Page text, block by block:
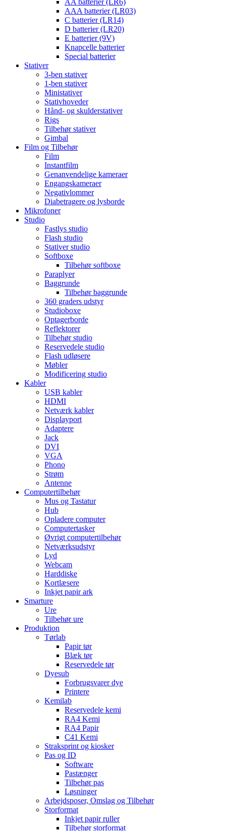
AA batterier (LR6)
AAA batterier (LR03)
C batterier (LR14)
D batterier (LR20)
E batterier (9V)
Knapcelle batterier
Special batterier
Stativer
3-ben stativer
1-ben stativer
Ministativer
Stativhoveder
Hånd- og skulderstativer
Rigs
Tilbehør stativer
Gimbal
Film og Tilbehør
Film
Instantfilm
Genanvendelige kameraer
Engangskameraer
Negativlommer
Diabetragere og lysborde
Mikrofoner
Studio
Fastlys studio
Flash studio
Stativer studio
Softboxe
Tilbehør softboxe
Paraplyer
Baggrunde
Tilbehør baggrunde
360 graders udstyr
Studioboxe
Optagerborde
Reflektorer
Tilbehør studio
Reservedele studio
Flash udløsere
Møbler
Modificering studio
Kabler
USB kabler
HDMI
Netværk kabler
Displayport
Adaptere
Jack
DVI
VGA
Phono
Strøm
Antenne
Computertilbehør
Mus og Tastatur
Hub
Opladere computer
Computertasker
Øvrigt computertilbehør
Netværksudstyr
Lyd
Webcam
Harddiske
Kortlæsere
Inkjet papir ark
Smarture
Ure
Tilbehør ure
Produktion
Tørlab
Papir tør
Blæk tør
Reservedele tør
Dyesub
Forbrugsvarer dye
Printere
Kemilab
Reservedele kemi
RA4 Kemi
RA4 Papir
C41 Kemi
Straksprint og kiosker
Pas og ID
Software
Pastænger
Tilbehør pas
Løsninger
Arbejdsposer, Omslag og Tilbehør
Storformat
Inkjet papir ruller
Tilbehør storformat